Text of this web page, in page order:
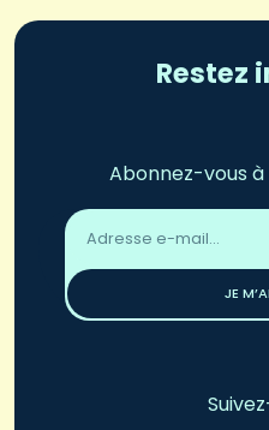
Restez
Abonnez-vous
Adresse
email
JE